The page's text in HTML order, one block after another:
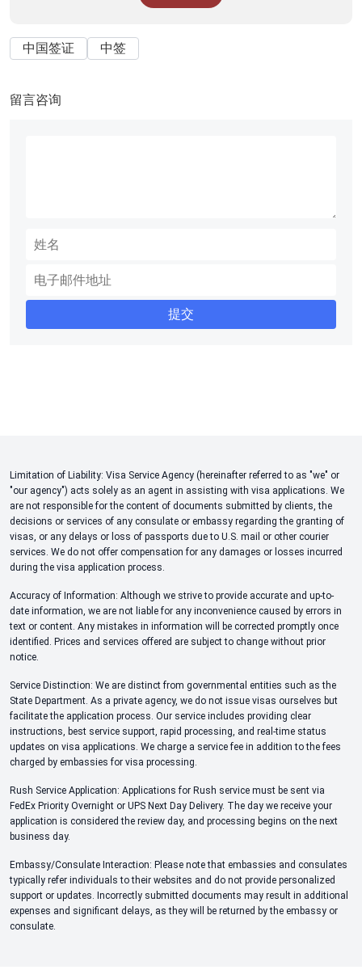
中国签证 中签
留言咨询
Limitation of Liability: Visa Service Agency (hereinafter referred to as "we" or
"our agency") acts solely as an agent in assisting with visa applications. We
are not responsible for the content of documents submitted by clients, the
decisions or services of any consulate or embassy regarding the granting of
visas, or any delays or loss of passports due to U.S. mail or other courier
services. We do not offer compensation for any damages or losses incurred
during the visa application process.
Accuracy of Information: Although we strive to provide accurate and up-to-
date information, we are not liable for any inconvenience caused by errors in
text or content. Any mistakes in information will be corrected promptly once
identified. Prices and services offered are subject to change without prior
notice.
Service Distinction: We are distinct from governmental entities such as the
State Department. As a private agency, we do not issue visas ourselves but
facilitate the application process. Our service includes providing clear
instructions, best service support, rapid processing, and real-time status
updates on visa applications. We charge a service fee in addition to the fees
charged by embassies for visa processing.
Rush Service Application: Applications for Rush service must be sent via
FedEx Priority Overnight or UPS Next Day Delivery. The day we receive your
application is considered the review day, and processing begins on the next
business day.
Embassy/Consulate Interaction: Please note that embassies and consulates
typically refer individuals to their websites and do not provide personalized
support or updates. Incorrectly submitted documents may result in additional
expenses and significant delays, as they will be returned by the embassy or
consulate.